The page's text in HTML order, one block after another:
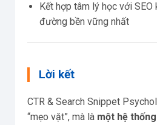
Kết hợp tâm lý học với SEO
đường bền vững nhất
Lời kết
CTR & Search Snippet
“mẹo vặt”, mà là một hệ